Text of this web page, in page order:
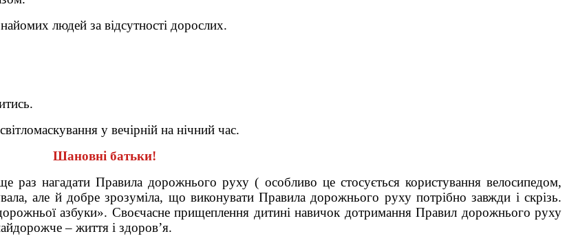
людей за відсутності дорослих.
у вечірній на нічний час.
Шановні батьки!
нагадати Правила дорожнього руху ( особливо це стосується користування велосипедом,
але й добре зрозуміла, що виконувати Правила дорожнього руху потрібно завжди і скрізь.
азбуки». Своєчасне прищеплення дитині навичок дотримання Правил дорожнього руху
– життя і здоров’я.